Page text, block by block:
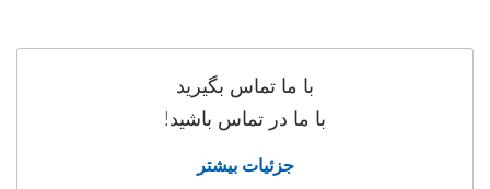
با ما تماس بگیرید
با ما در تماس باشید!
جزئیات بیشتر